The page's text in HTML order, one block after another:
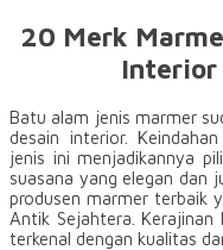
20 Merk
Interior
Batu alam jenis marmer
desain interior.
jenis ini menjadikannya
suasana yang elegan dan
produsen marmer terbaik
Antik Sejahtera.
terkenal dengan kualitas